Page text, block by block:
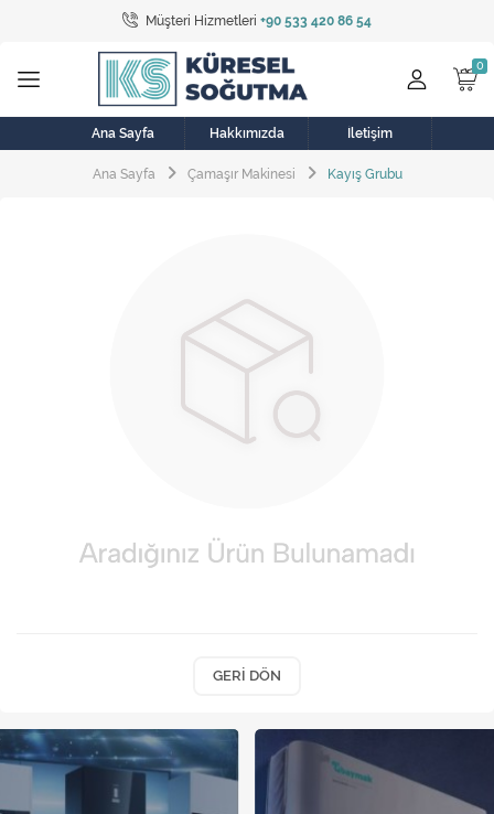
Müşteri Hizmetleri +90 533 420 86 54
Tüm Kategoriler
Bulaşık Makinesi
Buzdolabı
Çamaşır Kurutma Makinesi
Elektrikli Aksamlar
Elektrikli Süpürge
Fan
Klima
Musluk
Ana Sayfa Hakkımızda İletişim
Ana Sayfa Çamaşır Makinesi Kayış Grubu
GERI DÖN